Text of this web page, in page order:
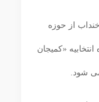
از حوزه
«کمیجان
می شود.